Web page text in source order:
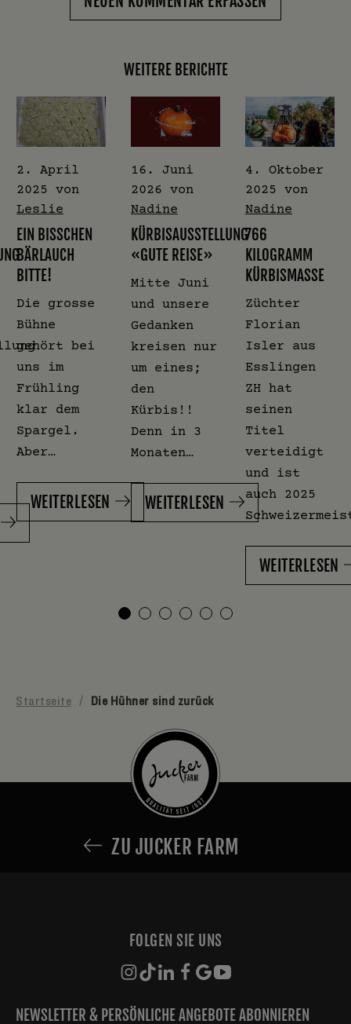
WEITERE BERICHTE
2. April
2025 von
Leslie
EIN BISSCHEN
BÄRLAUCH
BITTE!
Die grosse
Bühne
gehört bei
uns im
Frühling
klar dem
Spargel.
Aber…
WEITERLESEN
16. Juni
2026 von
Nadine
KÜRBISAUSSTELLUNG
«GUTE REISE»
Mitte Juni
und unsere
Gedanken
kreisen nur
um eines;
den
Kürbis!!
Denn in 3
Monaten…
WEITERLESEN
4. Oktober
2025 von
Nadine
766
KILOGRAMM
KÜRBISMASSE
Züchter
Florian
Isler aus
Esslingen
ZH hat
seinen
Titel
verteidigt
und ist
auch 2025
WEITERLESEN
Startseite / Die Hühner sind zurück
ZU JUCKER FARM
FOLGEN SIE UNS
NEWSLETTER & PERSÖNLICHE ANGEBOTE ABONNIEREN